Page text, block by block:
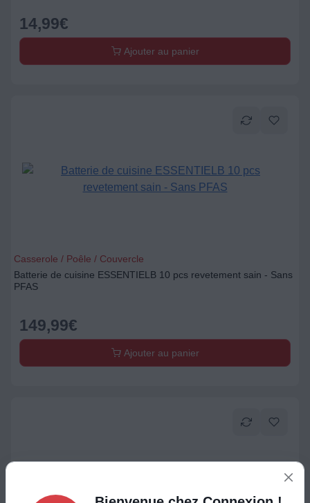
14,99€
Ajouter au panier
Casserole / Poêle / Couvercle
Batterie de cuisine ESSENTIELB 10 pcs revetement sain - Sans
PFAS
149,99€
Ajouter au panier